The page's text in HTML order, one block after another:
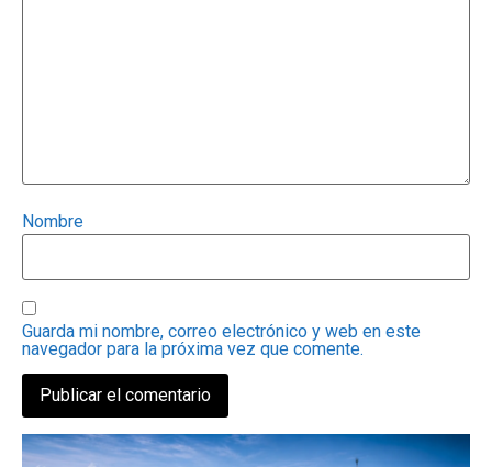
Nombre
Guarda mi nombre, correo electrónico y web en este
navegador para la próxima vez que comente.